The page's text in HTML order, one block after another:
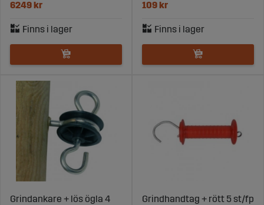
6249 kr 109 kr
Grindankare + lös ögla 4
Grindhandtag + rött 5 st/fp